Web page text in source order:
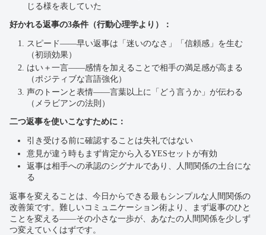
じる様を表していた
好かれる返事の3条件（行動心理学より）：
スピード——早い返事は「迷いのなさ」「信頼感」を生む
（初頭効果）
はい＋一言——感情を加えることで相手の満足感が高まる
（ポジティブな言語強化）
声のトーンと表情——言葉以上に「どう言うか」が伝わる
（メラビアンの法則）
二つ返事を使いこなすために：
引き受ける前に確認することは失礼ではない
意見が違う時もまず肯定から入るYESセットが有効
返事は相手への承認のシグナルであり、人間関係の土台にな
る
返事を変えることは、今日からできる最もシンプルな人間関係の
改善策です。難しいコミュニケーション術より、まず返事のひと
ことを変える——その小さな一歩が、あなたの人間関係を少しず
つ変えていくはずです。